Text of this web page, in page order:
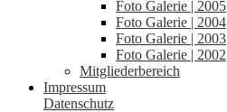
Foto Galerie | 2005
Foto Galerie | 2004
Foto Galerie | 2003
Foto Galerie | 2002
Mitgliederbereich
Impressum
Datenschutz